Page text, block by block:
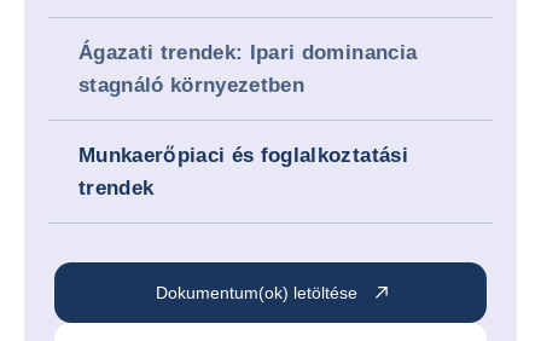
Ágazati trendek: Ipari dominancia
stagnáló környezetben
Munkaerőpiaci és foglalkoztatási
trendek
Dokumentum(ok) letöltése